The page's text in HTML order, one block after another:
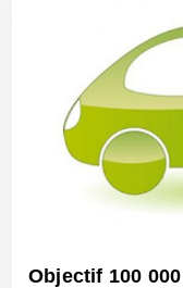
Objectif 100